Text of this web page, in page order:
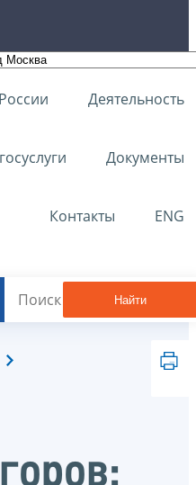
Деятельность
Документы
Контакты ENG
Найти